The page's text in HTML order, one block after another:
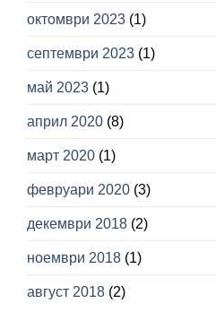
октомври 2023(1)
септември 2023(1)
май 2023(1)
април 2020(8)
март 2020(1)
февруари 2020(3)
декември 2018(2)
ноември 2018(1)
август 2018(2)